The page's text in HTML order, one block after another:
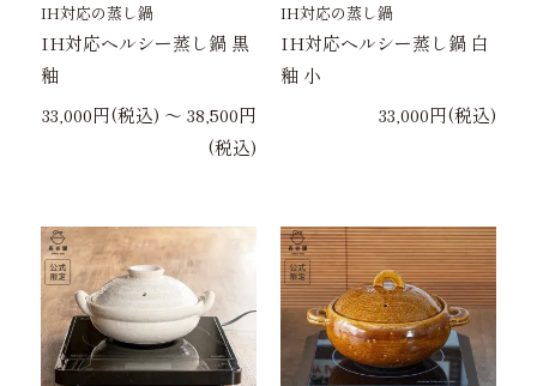
IH対応の蒸し鍋
IH対応ヘルシー蒸し鍋 黒
釉
33,000円(税込) 〜 38,500円
(税込)
IH対応の蒸し鍋
IH対応ヘルシー蒸し鍋 白
釉 小
33,000円(税込)